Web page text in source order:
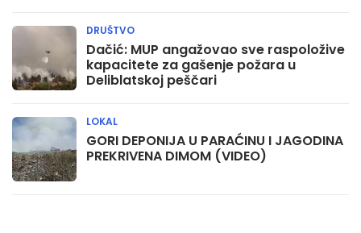
Dačić: MUP angažovao sve raspoložive
kapacitete za gašenje požara u
Deliblatskoj peščari
DRUŠTVO
GORI DEPONIJA U PARAĆINU I JAGODINA
PREKRIVENA DIMOM (VIDEO)
LOKAL